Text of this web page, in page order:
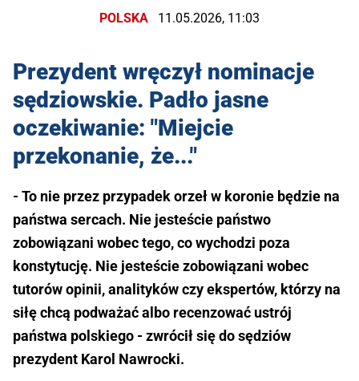
POLSKA 11.05.2026, 11:03
Prezydent wręczył nominacje
sędziowskie. Padło jasne
oczekiwanie: "Miejcie
przekonanie, że..."
- To nie przez przypadek orzeł w koronie będzie na
państwa sercach. Nie jesteście państwo
zobowiązani wobec tego, co wychodzi poza
konstytucję. Nie jesteście zobowiązani wobec
tutorów opinii, analityków czy ekspertów, którzy na
siłę chcą podważać albo recenzować ustrój
państwa polskiego - zwrócił się do sędziów
prezydent Karol Nawrocki.